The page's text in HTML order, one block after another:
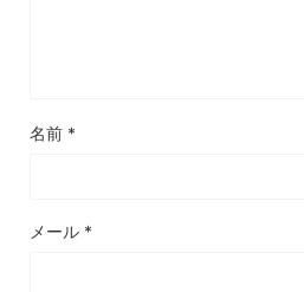
名前 *
メール *